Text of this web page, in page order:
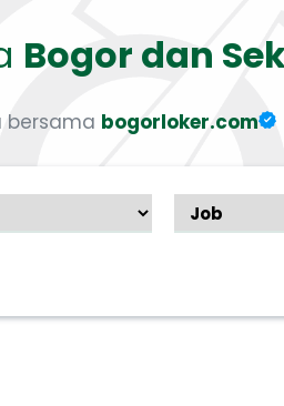
Bogor dan
bersama bogorloker.com